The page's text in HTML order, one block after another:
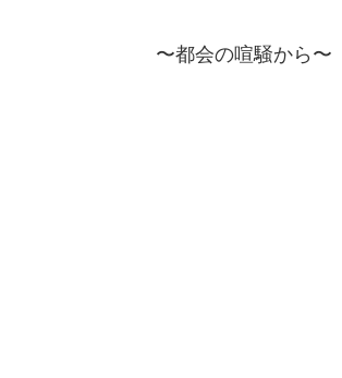
〜都会の喧騒から〜